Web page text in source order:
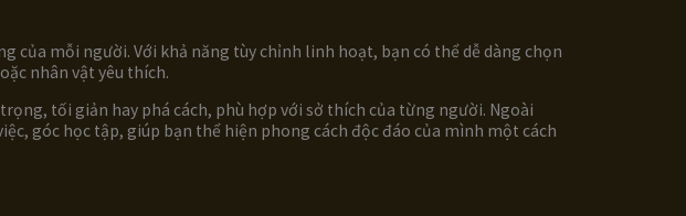
của mỗi người. Với khả năng tùy chỉnh linh hoạt, bạn có thể dễ dàng chọn
nhân vật yêu thích.
tối giản hay phá cách, phù hợp với sở thích của từng người. Ngoài
góc học tập, giúp bạn thể hiện phong cách độc đáo của mình một cách